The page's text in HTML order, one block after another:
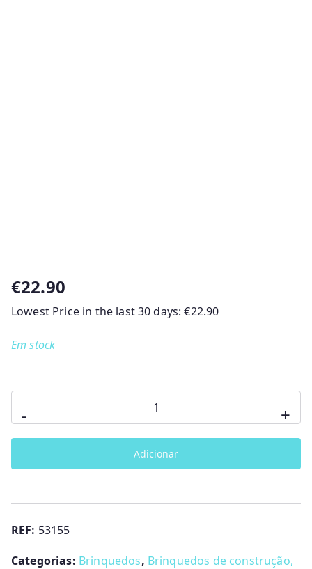
€22.90
Lowest Price in the last 30 days:€22.90
Em stock
-
de
Figuras
+
Adicionar
REF: 53155
Categorias: Brinquedos, Brinquedos de construção,